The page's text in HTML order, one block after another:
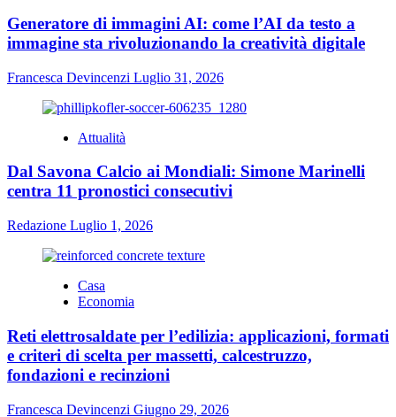
Generatore di immagini AI: come l’AI da testo a
immagine sta rivoluzionando la creatività digitale
Francesca Devincenzi Luglio 31, 2026
Attualità
Dal Savona Calcio ai Mondiali: Simone Marinelli
centra 11 pronostici consecutivi
Redazione Luglio 1, 2026
Casa
Economia
Reti elettrosaldate per l’edilizia: applicazioni, formati
e criteri di scelta per massetti, calcestruzzo,
fondazioni e recinzioni
Francesca Devincenzi Giugno 29, 2026